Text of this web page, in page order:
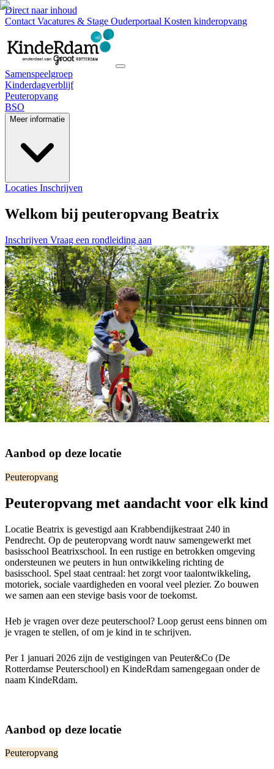
Direct naar inhoud
Contact Vacatures & Stage Ouderportaal Kosten kinderopvang
Samenspeelgroep
Kinderdagverblijf
Peuteropvang
BSO
Meer informatie
Locaties Inschrijven
Welkom bij peuteropvang Beatrix
Inschrijven Vraag een rondleiding aan
Aanbod op deze locatie
Peuteropvang
Peuteropvang met aandacht voor elk kind
Locatie Beatrix is gevestigd aan Krabbendijkestraat 240 in
Pendrecht. Op de peuteropvang wordt nauw samengewerkt met
basisschool Beatrixschool. In een rustige en betrokken omgeving
ondersteunen we peuters in hun ontwikkeling richting de
basisschool. Spel staat centraal: het zorgt voor taalontwikkeling,
motoriek, sociale vaardigheden en vooral veel plezier. Zo bouwen
we samen aan een stevige basis voor de toekomst.
Heb je vragen over deze peuterschool? Loop gerust eens binnen om
je vragen te stellen, of om je kind in te schrijven.
Per 1 januari 2026 zijn de vestigingen van Peuter&Co (De
Rotterdamse Peuterschool) en KindeRdam samengegaan onder de
naam KindeRdam.
Aanbod op deze locatie
Peuteropvang